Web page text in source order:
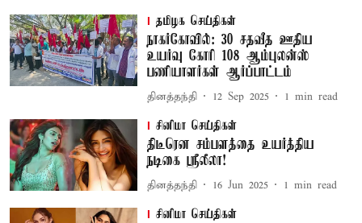
தமிழக செய்திகள்
நாகர்கோவில்: 30 சதவீத ஊதிய
உயர்வு கோரி 108 ஆம்புலன்ஸ்
பணியாளர்கள் ஆர்ப்பாட்டம்
தினத்தந்தி 12 Sep 2025 1 min read
சினிமா செய்திகள்
திடீரென சம்பளத்தை உயர்த்திய
நடிகை ஸ்ரீலீலா!
தினத்தந்தி 16 Jun 2025 1 min read
சினிமா செய்திகள்